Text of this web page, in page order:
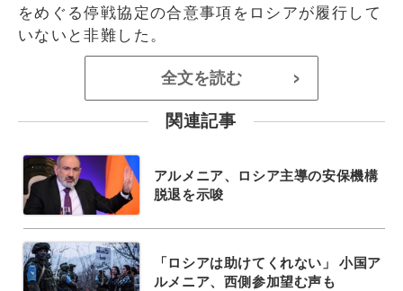
をめぐる停戦協定の合意事項をロシアが履行して
いないと非難した。
全文を読む >
関連記事
アルメニア、ロシア主導の安保機構
脱退を示唆
「ロシアは助けてくれない」 小国ア
ルメニア、西側参加望む声も